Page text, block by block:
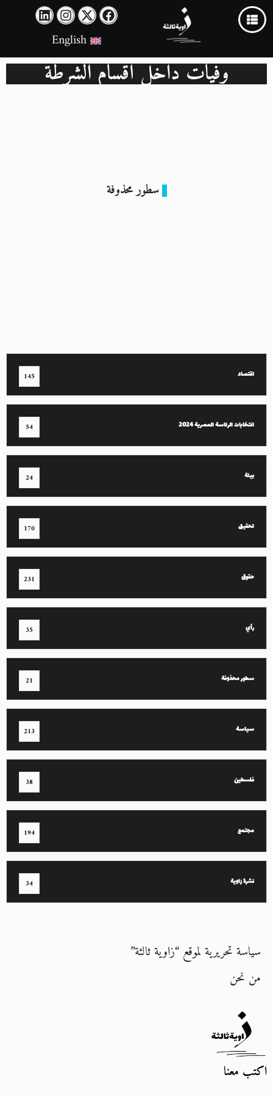
English
وفيات داخل أقسام الشرطة
سطور محذوفة
اقتصاد 145
انتخابات الرئاسة المصرية 2024 54
بيئة 24
تحقيق 170
حقوق 231
رأي 35
سطور محذوفة 21
سياسة 213
فلسطين 38
مجتمع 194
نشرة زاوية 34
سياسة تحريرية لموقع “زاوية ثالثة”
من نحن
اكتب معنا